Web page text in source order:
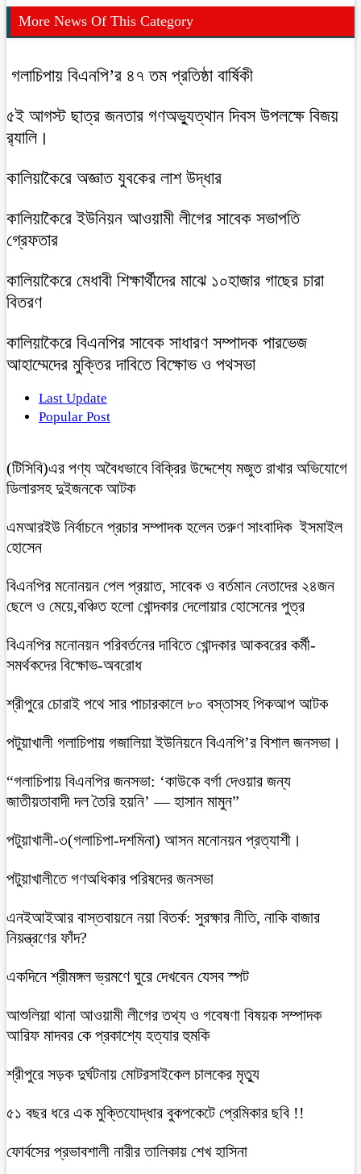
More News Of This Category
গলাচিপায় বিএনপি’র ৪৭ তম প্রতিষ্ঠা বার্ষিকী
৫ই আগস্ট ছাত্র জনতার গণঅভ্যুত্থান দিবস উপলক্ষে বিজয়
র‍্যালি।
কালিয়াকৈরে অজ্ঞাত যুবকের লাশ উদ্ধার
কালিয়াকৈরে ইউনিয়ন আওয়ামী লীগের সাবেক সভাপতি
গ্রেফতার
কালিয়াকৈরে মেধাবী শিক্ষার্থীদের মাঝে ১০হাজার গাছের চারা
বিতরণ
কালিয়াকৈরে বিএনপির সাবেক সাধারণ সম্পাদক পারভেজ
আহাম্মেদের মুক্তির দাবিতে বিক্ষোভ ও পথসভা
Last Update
Popular Post
(টিসিবি)এর পণ্য অবৈধভাবে বিক্রির উদ্দেশ্যে মজুত রাখার অভিযোগে
ডিলারসহ দুইজনকে আটক
এমআরইউ নির্বাচনে প্রচার সম্পাদক হলেন তরুণ সাংবাদিক ইসমাইল
হোসেন
বিএনপির মনোনয়ন পেল প্রয়াত, সাবেক ও বর্তমান নেতাদের ২৪জন
ছেলে ও মেয়ে,বঞ্চিত হলো খোন্দকার দেলোয়ার হোসেনের পুত্র
বিএনপির মনোনয়ন পরিবর্তনের দাবিতে খোন্দকার আকবরের কর্মী-
সমর্থকদের বিক্ষোভ-অবরোধ
শ্রীপুরে চোরাই পথে সার পাচারকালে ৮০ বস্তাসহ পিকআপ আটক
‎পটুয়াখালী গলাচিপায় গজালিয়া ইউনিয়নে বিএনপি’র বিশাল জনসভা।
“গলাচিপায় বিএনপির জনসভা: ‘কাউকে বর্গা দেওয়ার জন্য
জাতীয়তাবাদী দল তৈরি হয়নি’ — হাসান মামুন”
পটুয়াখালী-৩(গলাচিপা-দশমিনা) আসন মনোনয়ন প্রত্যাশী।
পটুয়াখালীতে গণঅধিকার পরিষদের জনসভা
এনইআইআর বাস্তবায়নে নয়া বিতর্ক: সুরক্ষার নীতি, নাকি বাজার
নিয়ন্ত্রণের ফাঁদ?
একদিনে শ্রীমঙ্গল ভ্রমণে ঘুরে দেখবেন যেসব স্পট
আশুলিয়া থানা আওয়ামী লীগের তথ্য ও গবেষণা বিষয়ক সম্পাদক
আরিফ মাদবর কে প্রকাশ্যে হত্যার হুমকি
শ্রীপুরে সড়ক দুর্ঘটনায় মোটরসাইকেল চালকের মৃত্যু
৫১ বছর ধরে এক মুক্তিযোদ্ধার বুকপকেটে প্রেমিকার ছবি !!
ফোর্বসের প্রভাবশালী নারীর তালিকায় শেখ হাসিনা